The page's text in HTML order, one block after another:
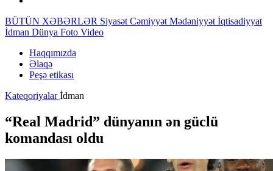
BÜTÜN XƏBƏRLƏR Siyasət Cəmiyyət Mədəniyyət İqtisadiyyat
İdman Dünya Foto Video
Haqqımızda
Əlaqə
Peşə etikası
Kateqoriyalarİdman
“Real Madrid” dünyanın ən güclü
komandası oldu